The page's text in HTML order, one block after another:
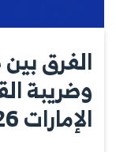
الفرق
وضريبة
الإمارات 2026